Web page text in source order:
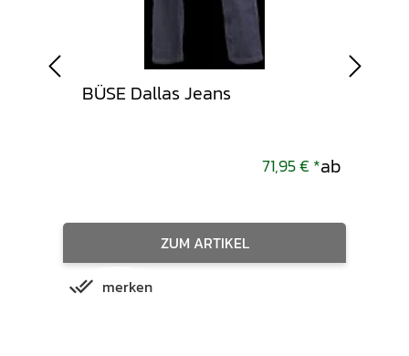
BÜSE Dallas Jeans
ab
71,95 € *
ZUM ARTIKEL
merken